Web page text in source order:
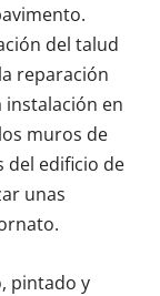
del talud
reparación
en
muros de
del edificio de
unas
pintado y